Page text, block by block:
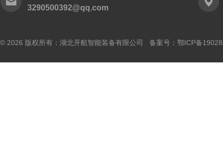
3290500392@qq.com
© 2026 版权所有：湖北开航智能装备有限公司 备案号： 鄂ICP备